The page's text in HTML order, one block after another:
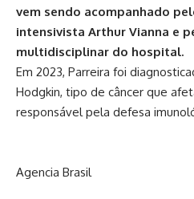
vem sendo acompanhado
intensivista Arthur Vianna e
multidisciplinar do hospital.
Em 2023, Parreira foi
Hodgkin, tipo de câncer que
responsável pela defesa
Agencia Brasil